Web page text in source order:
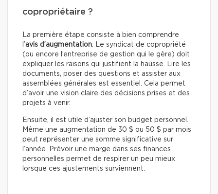
copropriétaire ?
La première étape consiste à bien comprendre
l’avis d’augmentation. Le syndicat de copropriété
(ou encore l’entreprise de gestion qui le gère) doit
expliquer les raisons qui justifient la hausse. Lire les
documents, poser des questions et assister aux
assemblées générales est essentiel. Cela permet
d’avoir une vision claire des décisions prises et des
projets à venir.
Ensuite, il est utile d’ajuster son budget personnel.
Même une augmentation de 30 $ ou 50 $ par mois
peut représenter une somme significative sur
l’année. Prévoir une marge dans ses finances
personnelles permet de respirer un peu mieux
lorsque ces ajustements surviennent.